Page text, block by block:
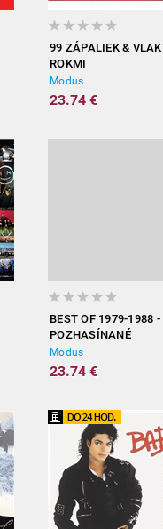
99 ZÁPALIEK &
ROKMI
Modus
23.74 €
BEST OF 1979-1988 -
POZHASÍNANÉ
Modus
23.74 €